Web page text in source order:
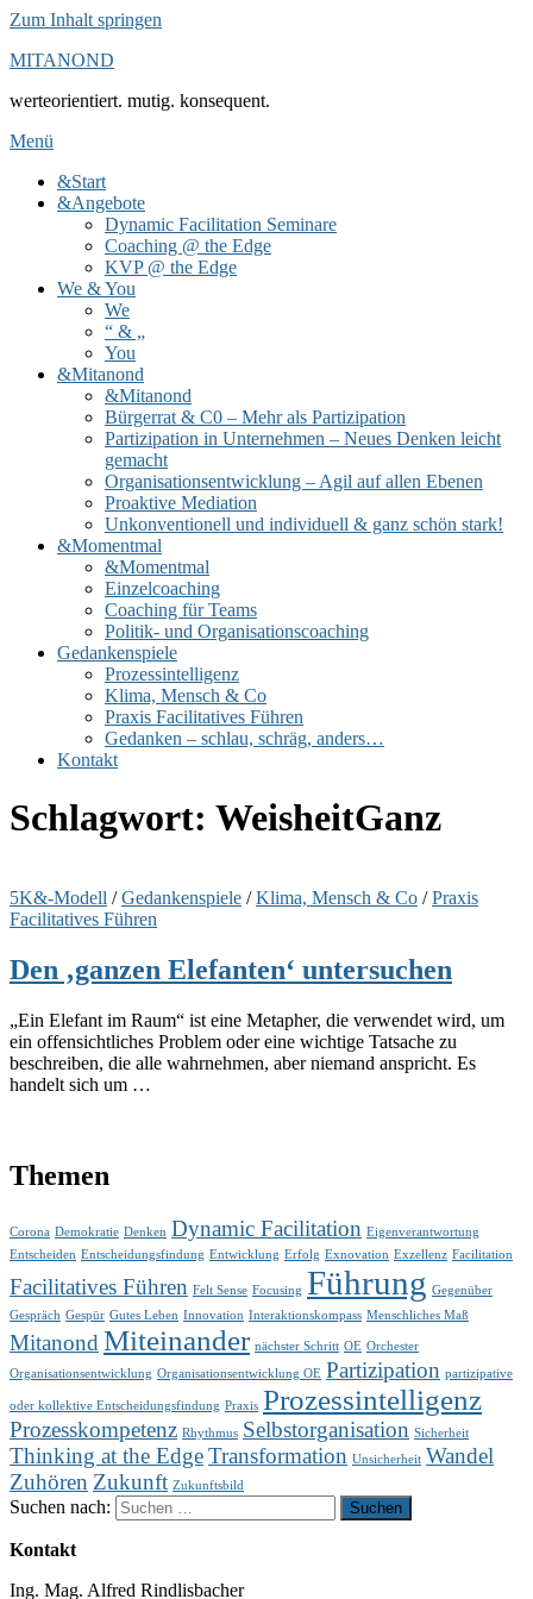
Zum Inhalt springen
MITANOND
werteorientiert. mutig. konsequent.
Menü
&Start
&Angebote
Dynamic Facilitation Seminare
Coaching @ the Edge
KVP @ the Edge
We & You
We
“ & „
You
&Mitanond
&Mitanond
Bürgerrat & C0 – Mehr als Partizipation
Partizipation in Unternehmen – Neues Denken leicht
gemacht
Organisationsentwicklung – Agil auf allen Ebenen
Proaktive Mediation
Unkonventionell und individuell & ganz schön stark!
&Momentmal
&Momentmal
Einzelcoaching
Coaching für Teams
Politik- und Organisationscoaching
Gedankenspiele
Prozessintelligenz
Klima, Mensch & Co
Praxis Facilitatives Führen
Gedanken – schlau, schräg, anders…
Kontakt
Schlagwort: WeisheitGanz
5K&-Modell /Gedankenspiele /Klima, Mensch & Co /Praxis
Facilitatives Führen
Den ‚ganzen Elefanten‘ untersuchen
„Ein Elefant im Raum“ ist eine Metapher, die verwendet wird, um
ein offensichtliches Problem oder eine wichtige Tatsache zu
beschreiben, die alle wahrnehmen, aber niemand anspricht. Es
handelt sich um …
Themen
Corona Demokratie Denken Dynamic Facilitation Eigenverantwortung
Entscheiden Entscheidungsfindung Entwicklung Erfolg Exnovation Exzellenz Facilitation
Facilitatives Führen Felt Sense Focusing Führung Gegenüber
Gespräch Gespür Gutes Leben Innovation Interaktionskompass Menschliches Maß
Mitanond Miteinander nächster Schritt OE Orchester
Organisationsentwicklung Organisationsentwicklung OE Partizipation partizipative
oder kollektive Entscheidungsfindung Praxis Prozessintelligenz
Prozesskompetenz Rhythmus Selbstorganisation Sicherheit
Thinking at the EdgeTransformation Unsicherheit Wandel
Zuhören Zukunft Zukunftsbild
Suchen nach:
Kontakt
Ing. Mag. Alfred Rindlisbacher